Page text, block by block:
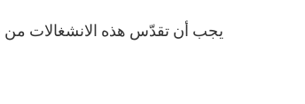
يجب أن تقدّس هذه الانشغالات من